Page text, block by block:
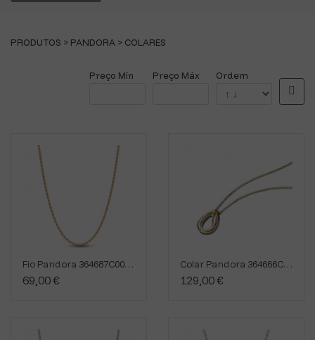
PRODUTOS > PANDORA > COLARES
Preço Mín Preço Máx Ordem
Fio Pandora 364687C00-70
69,00 €
Colar Pandora 364666C01-45
129,00 €